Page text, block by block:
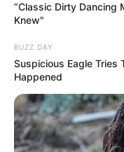
“Classic Dirty Dancing
Knew"
BUZZ DAY
Suspicious Eagle Tries
Happened